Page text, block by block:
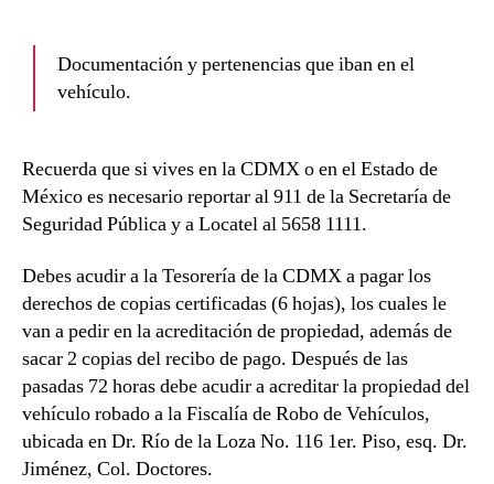
Documentación y pertenencias que iban en el
vehículo.
Recuerda que si vives en la CDMX o en el Estado de
México es necesario reportar al 911 de la Secretaría de
Seguridad Pública y a Locatel al 5658 1111.
Debes acudir a la Tesorería de la CDMX a pagar los
derechos de copias certificadas (6 hojas), los cuales le
van a pedir en la acreditación de propiedad, además de
sacar 2 copias del recibo de pago. Después de las
pasadas 72 horas debe acudir a acreditar la propiedad del
vehículo robado a la Fiscalía de Robo de Vehículos,
ubicada en Dr. Río de la Loza No. 116 1er. Piso, esq. Dr.
Jiménez, Col. Doctores.